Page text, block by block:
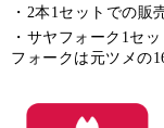
2本1セットでの販
サヤフォーク1セ
フォークは元ツメの